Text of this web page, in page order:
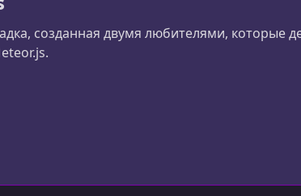
созданная двумя любителями, которые